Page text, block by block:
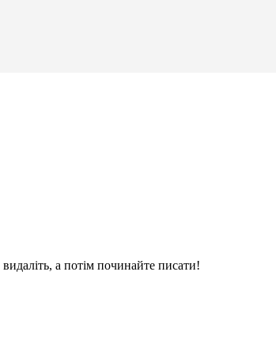
а потім починайте писати!